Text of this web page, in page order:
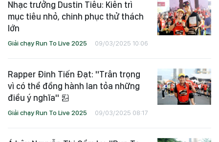
Nhạc trưởng Dustin Tiêu: Kiên trì
mục tiêu nhỏ, chinh phục thử thách
lớn
Giải chạy Run To Live 2025 09/03/2025 10:06
Rapper Đinh Tiến Đạt: "Trân trọng
vì có thể đồng hành lan tỏa những
điều ý nghĩa"
Giải chạy Run To Live 2025 09/03/2025 08:17